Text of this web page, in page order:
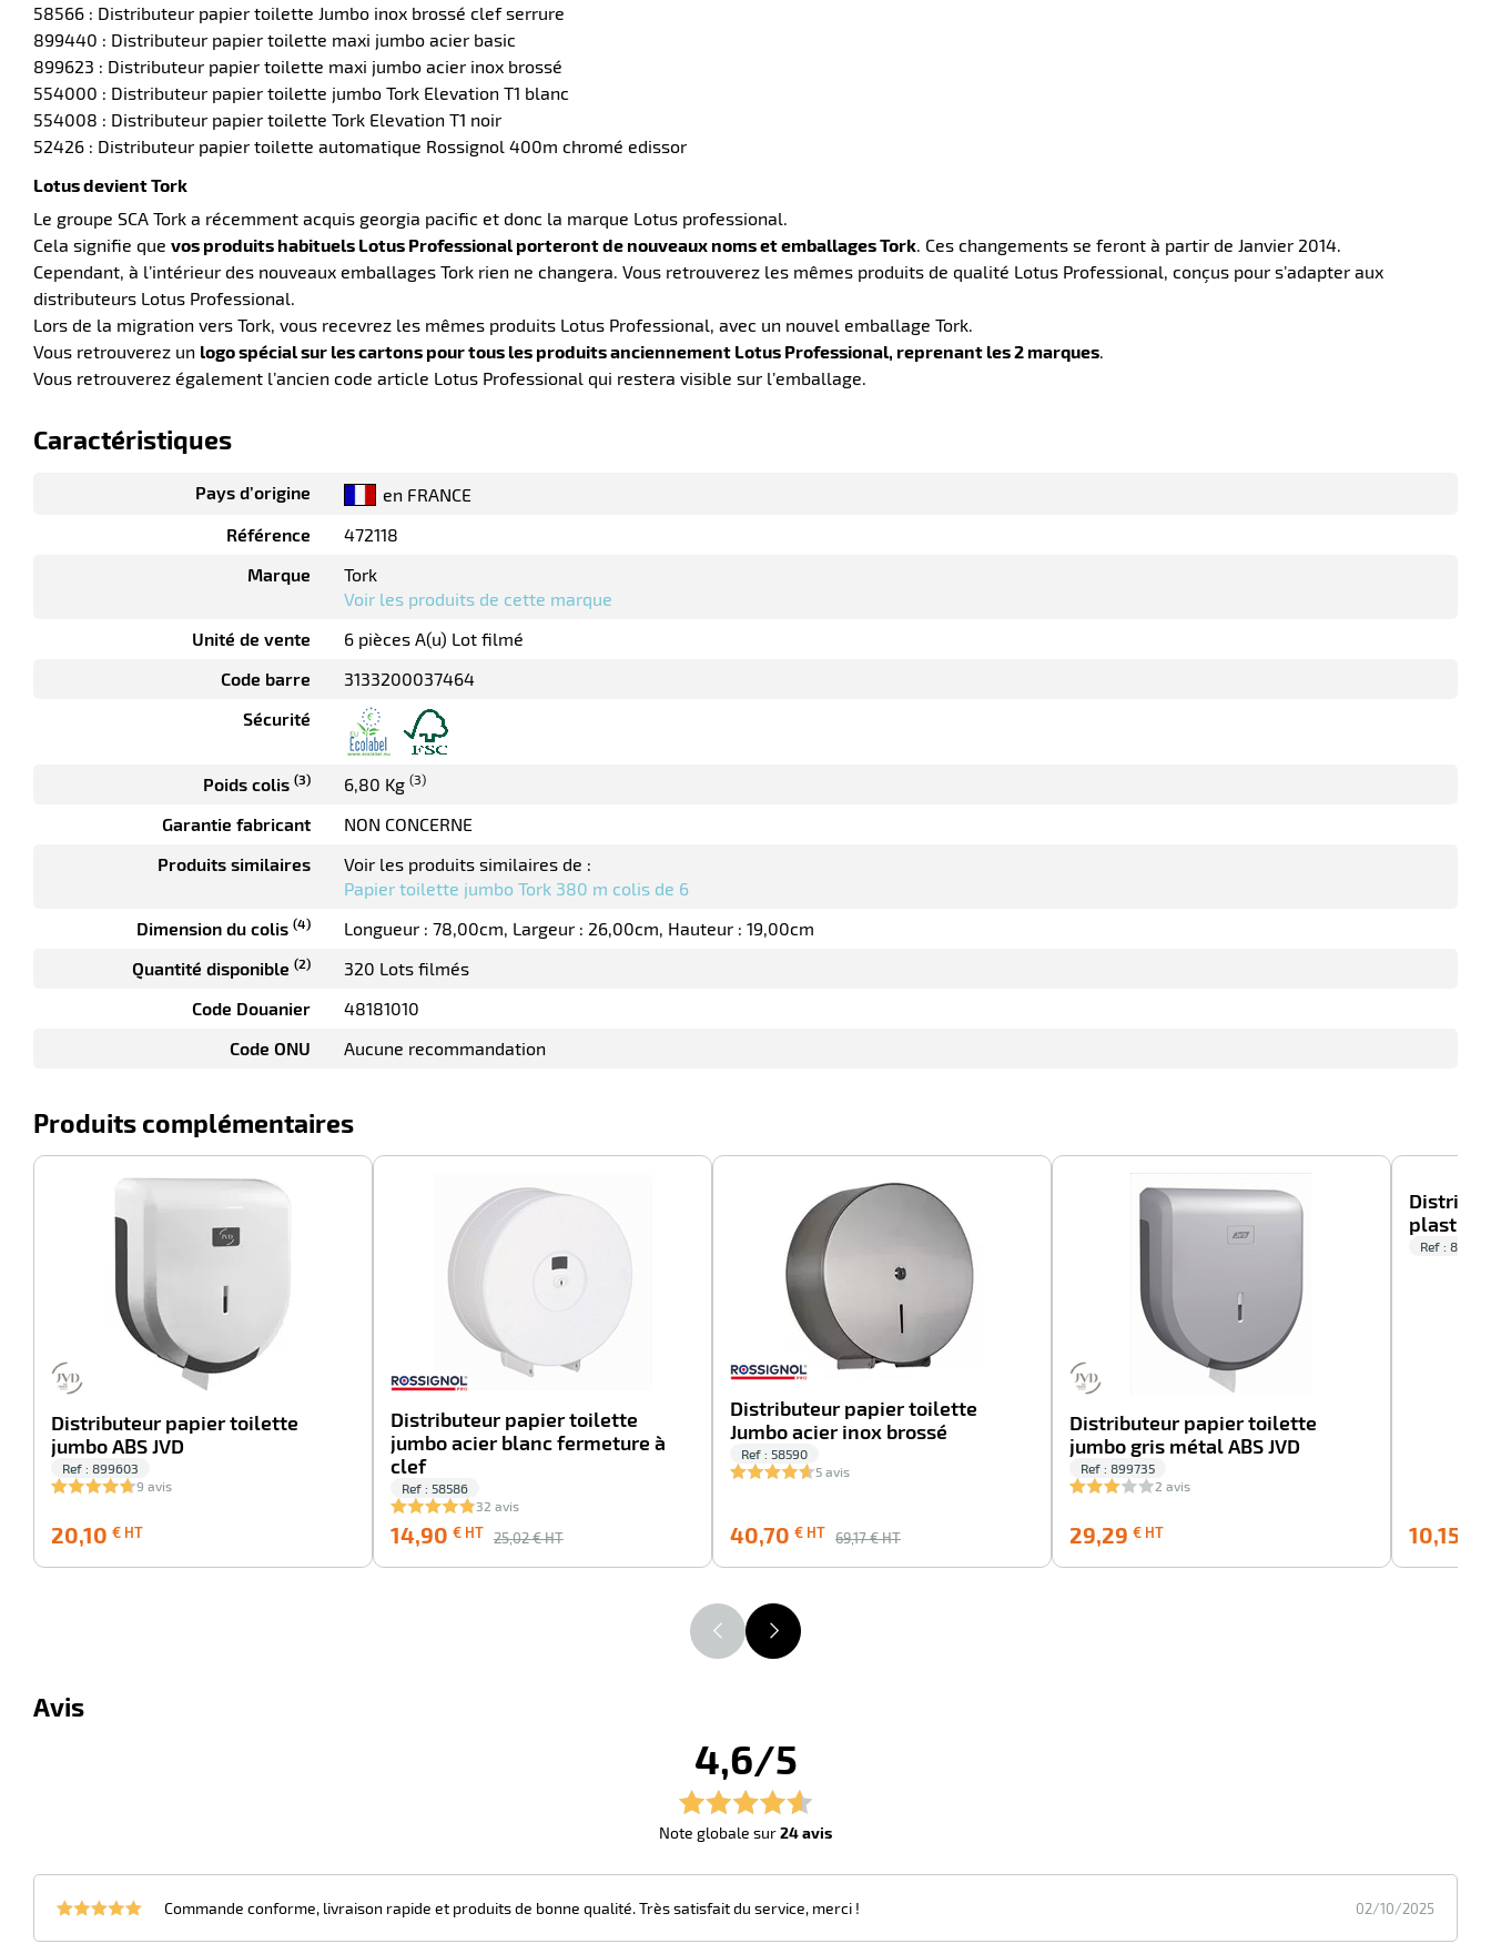
58566 : Distributeur papier toilette Jumbo inox brossé clef serrure
899440 : Distributeur papier toilette maxi jumbo acier basic
899623 : Distributeur papier toilette maxi jumbo acier inox brossé
554000 : Distributeur papier toilette jumbo Tork Elevation T1 blanc
554008 : Distributeur papier toilette Tork Elevation T1 noir
52426 : Distributeur papier toilette automatique Rossignol 400m chromé edissor
Lotus devient Tork
Le groupe SCA Tork a récemment acquis georgia pacific et donc la marque Lotus professional.
Cela signifie que vos produits habituels Lotus Professional porteront de nouveaux noms et emballages Tork . Ces changements se feront à partir de Janvier 2014.
Cependant, à l’intérieur des nouveaux emballages Tork rien ne changera. Vous retrouverez les mêmes produits de qualité Lotus Professional, conçus pour s’adapter aux
distributeurs Lotus Professional.
Lors de la migration vers Tork, vous recevrez les mêmes produits Lotus Professional, avec un nouvel emballage Tork.
Vous retrouverez un logo spécial sur les cartons pour tous les produits anciennement Lotus Professional, reprenant les 2 marques
Vous retrouverez également l’ancien code article Lotus Professional qui restera visible sur l’emballage.
Caractéristiques
Pays d’origine
en FRANCE
Référence
472118
Marque
Tork
Voir les produits de cette marque
Unité de vente
6 pièces A(u) Lot filmé
Code barre
3133200037464
Sécurité
Poids colis (3) 6,80 Kg (3)
Garantie fabricant
NON CONCERNE
Produits similaires
Voir les produits similaires de :
Papier toilette jumbo Tork 380 m colis de 6
Dimension du colis (4) Longueur : 78,00cm Largeur : 26,00cm Hauteur : 19,00cm
Quantité disponible (2)
320 Lots filmés
Code Douanier
48181010
Code ONU
Aucune recommandation
Produits complémentaires
Distributeur papier toilette
jumbo ABS JVD
Ref : 899603
9 avis
20,10 € HT
HT
Distributeur papier toilette
jumbo acier blanc fermeture à
clef
Ref : 58586
32 avis
14,90 € HT 25,02 € HT
Distributeur papier toilette
Jumbo acier inox brossé
Ref : 58590
5 avis
40,70 € HT 69,17 € HT
Distributeur papier toilette
jumbo gris métal ABS JVD
Ref : 899735
2 avis
29,29 € HT
HT
Ref :
10,15
Avis
4,6/5
Note globale sur24 avis
Commande conforme, livraison rapide et produits de bonne qualité. Très satisfait du service, merci ! 02/10/2025